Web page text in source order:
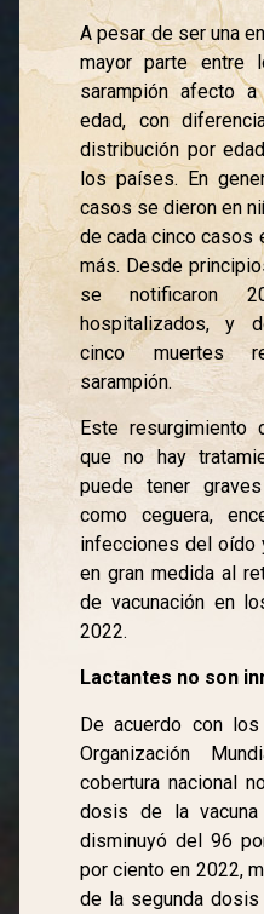
A pesar de ser una
mayor parte entre
sarampión afecto
edad, con
distribución por
los países. En
casos se dieron en
de cada cinco casos
más. Desde
se notificaron
hospitalizados, y
cinco muertes
sarampión.
Este resurgimiento
que no hay
puede tener
como ceguera,
infecciones del oído
en gran medida al
de vacunación en
2022.
Lactantes no son
De acuerdo con
Organización
cobertura nacional
dosis de la
disminuyó del 96
por ciento en 2022,
de la segunda